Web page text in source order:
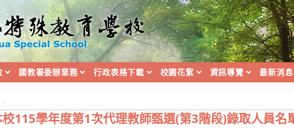
國教署委辦業務 行政表格下載 校園花絮 資訊導覽 最新消
115學年度第1次代理教師甄選(第3階段)錄取人員名
>